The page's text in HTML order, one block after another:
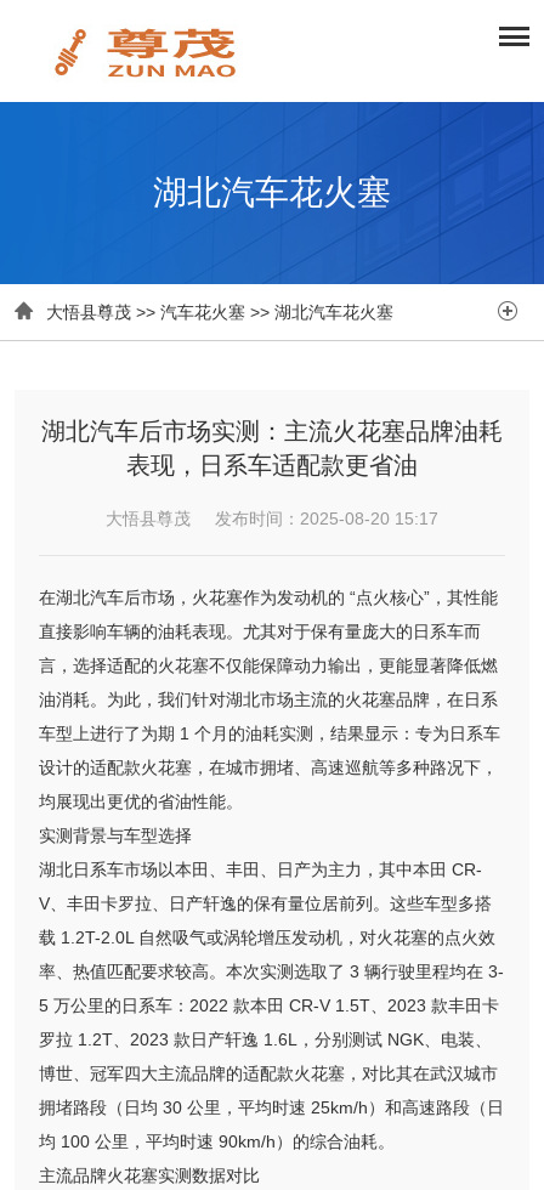
湖北汽车花火塞
 大悟县尊茂 >> 汽车花火塞 >> 湖北汽车花火塞 
湖北汽车后市场实测：主流火花塞品牌油耗
表现，日系车适配款更省油
大悟县尊茂 发布时间：2025-08-20 15:17
在湖北汽车后市场，火花塞作为发动机的 “点火核心”，其性能
直接影响车辆的油耗表现。尤其对于保有量庞大的日系车而
言，选择适配的火花塞不仅能保障动力输出，更能显著降低燃
油消耗。为此，我们针对湖北市场主流的火花塞品牌，在日系
车型上进行了为期 1 个月的油耗实测，结果显示：专为日系车
设计的适配款火花塞，在城市拥堵、高速巡航等多种路况下，
均展现出更优的省油性能。
实测背景与车型选择
湖北日系车市场以本田、丰田、日产为主力，其中本田 CR-
V、丰田卡罗拉、日产轩逸的保有量位居前列。这些车型多搭
载 1.2T-2.0L 自然吸气或涡轮增压发动机，对火花塞的点火效
率、热值匹配要求较高。本次实测选取了 3 辆行驶里程均在 3-
5 万公里的日系车：2022 款本田 CR-V 1.5T、2023 款丰田卡
罗拉 1.2T、2023 款日产轩逸 1.6L，分别测试 NGK、电装、
博世、冠军四大主流品牌的适配款火花塞，对比其在武汉城市
拥堵路段（日均 30 公里，平均时速 25km/h）和高速路段（日
均 100 公里，平均时速 90km/h）的综合油耗。
主流品牌火花塞实测数据对比